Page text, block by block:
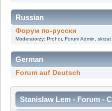
Russian
Форум по-русски
Moderatorzy: Prohor, Forum Admin skrzat
German
Forum auf Deutsch
Stanisław Lem - Forum -